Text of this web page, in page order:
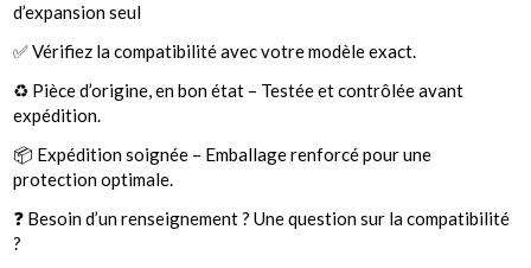
d’expansion seul
✅ Vérifiez la compatibilité avec votre modèle exact.
♻️ Pièce d’origine, en bon état – Testée et contrôlée avant
expédition.
📦 Expédition soignée – Emballage renforcé pour une
protection optimale.
❓ Besoin d’un renseignement ? Une question sur la compatibilité
?